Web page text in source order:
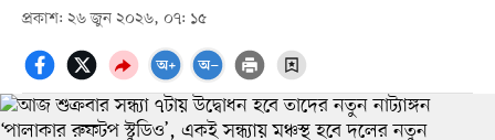
প্রকাশ: ২৬ জুন ২০২৬, ০৭: ১৫